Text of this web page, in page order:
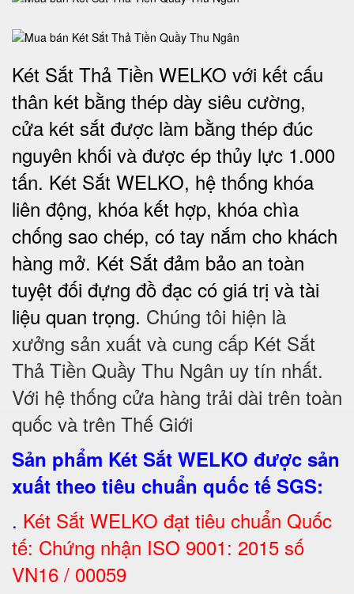
Két Sắt Thả Tiền WELKO với kết cấu
thân két bằng thép dày siêu cường,
cửa két sắt được làm bằng thép đúc
nguyên khối và được ép thủy lực 1.000
tấn. Két Sắt WELKO, hệ thống khóa
liên động, khóa kết hợp, khóa chìa
chống sao chép, có tay nắm cho khách
hàng mở. Két Sắt đảm bảo an toàn
tuyệt đối đựng đồ đạc có giá trị và tài
liệu quan trọng. Chúng tôi hiện là
xưởng sản xuất và cung cấp Két Sắt
Thả Tiền Quầy Thu Ngân uy tín nhất.
Với hệ thống cửa hàng trải dài trên toàn
quốc và trên Thế Giới
Sản phẩm Két Sắt WELKO được sản
xuất theo tiêu chuẩn quốc tế SGS:
. Két Sắt WELKO đạt tiêu chuẩn Quốc
tế: Chứng nhận ISO 9001: 2015 số
VN16 / 00059